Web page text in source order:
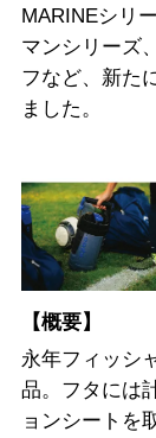
MARINEシリ
マンシリーズ
フなど、新た
ました。
【概要】
永年フィッシ
品。フタには
ョンシートを